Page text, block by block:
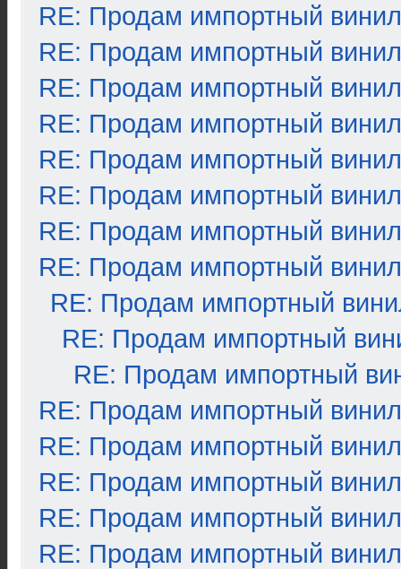
RE: Продам импортный винил
RE: Продам импортный винил
RE: Продам импортный винил
RE: Продам импортный винил
RE: Продам импортный винил
RE: Продам импортный винил
RE: Продам импортный винил
RE: Продам импортный винил
RE: Продам импортный
RE: Продам импортный
RE: Продам импортный
RE: Продам импортный винил
RE: Продам импортный винил
RE: Продам импортный винил
RE: Продам импортный винил
RE: Продам импортный винил